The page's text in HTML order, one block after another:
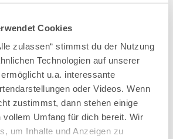
Cookies
zulassen“ stimmst du der Nutzung
Technologien auf unserer
u.a. interessante
oder Videos. Wenn
zustimmst, dann stehen einige
vollem Umfang für dich bereit. Wir
um Inhalte und Anzeigen zu
DAZU PASSEND
Ähnliche